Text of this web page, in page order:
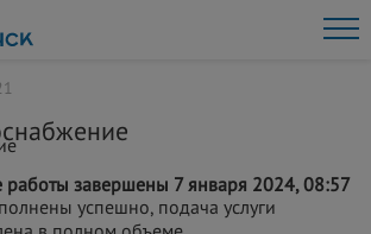
работы завершены 7 января 2024, 08:57
успешно, подача услуги